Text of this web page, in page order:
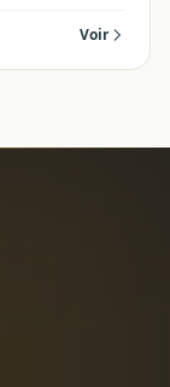
Voir